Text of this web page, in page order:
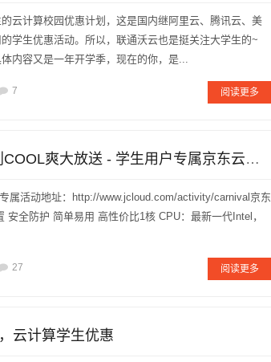
云计算校园优惠计划，这是国内继阿里云、腾讯云、美
学生优惠活动。所以，联通沃云也是挺关注大学生的~
内容又是一年开学季，现在的你，是...
7 阅读更多
[云服务器]京东云 - 跃云计划COOL爽大放送 - 学生用户专属京东云学生机
活动地址：http://www.jcloud.com/activity/carnival京东
全防护 简单易用 高性价比1核 CPU：最新一代Intel，
27 阅读更多
云计算学生优惠